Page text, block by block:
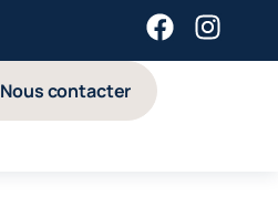
Nous contacter